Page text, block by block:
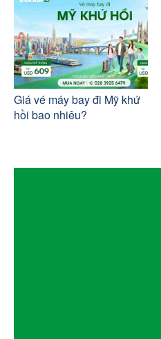
Giá vé máy bay đi Mỹ khứ
hồi bao nhiêu?